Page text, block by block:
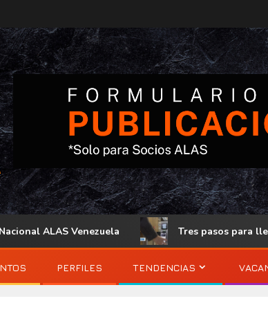
ALAS Venezuela Tres pasos para llevar
PERFILES TENDENCIAS